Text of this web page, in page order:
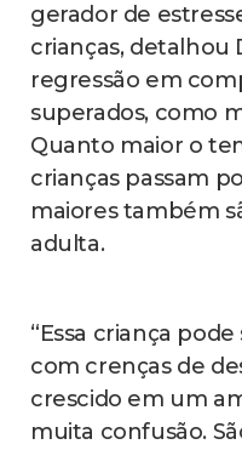
gerador de
crianças, detalhou
regressão em
superados, como
Quanto maior o
crianças passam
maiores também
adulta.
“Essa criança
com crenças de
crescido em um
muita confusão.